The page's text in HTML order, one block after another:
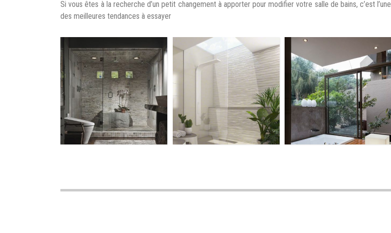
Si vous êtes à la recherche d’un petit changement à apporter pour modifier votre salle de bains, c’est l’une
des meilleures tendances à essayer